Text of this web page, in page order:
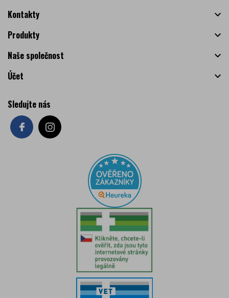
Kontakty

Produkty

Naše společnost

Účet

Sledujte nás